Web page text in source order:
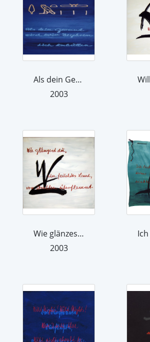
Als dein Gewand
2003
Wie glänzest du
2003